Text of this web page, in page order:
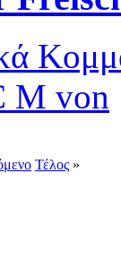
M von
Τέλος »